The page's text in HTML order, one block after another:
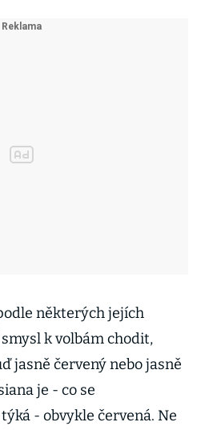
některých jejích
k volbám chodit,
jasně červený nebo jasně
je - co se
- obvykle červená. Ne